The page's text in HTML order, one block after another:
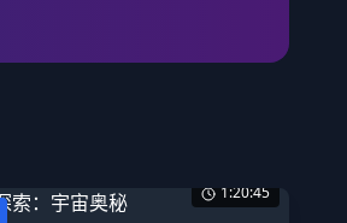
1:20:45